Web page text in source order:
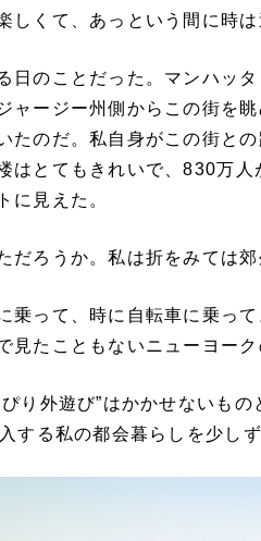
しくて、あっという間に時は
日のことだった。マンハッ
ャージー州側からこの街を
たのだ。私自身がこの街と
はとてもきれいで、830万
に見えた。
だろうか。私は折をみては
乗って、時に自転車に乗っ
見たこともないニューヨーク
り外遊び”はかかせないも
する私の都会暮らしを少し